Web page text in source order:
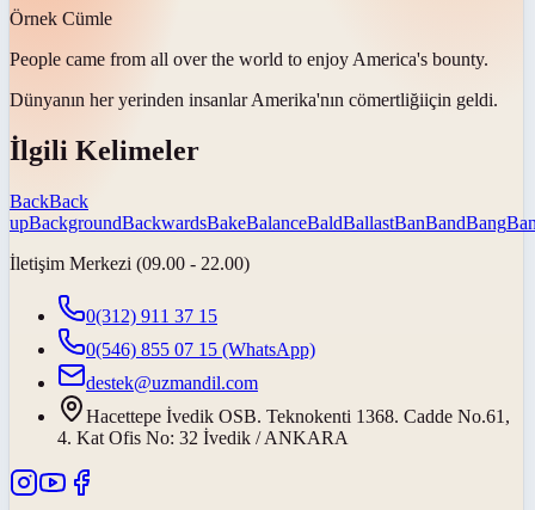
Örnek Cümle
People came from all over the world to enjoy America's bounty.
Dünyanın her yerinden insanlar Amerika'nın cömertliğiiçin geldi.
İlgili Kelimeler
BackBack
upBackgroundBackwardsBakeBalanceBaldBallastBanBandBang
İletişim Merkezi (09.00 - 22.00)
0(312) 911 37 15
0(546) 855 07 15 (WhatsApp)
destek@uzmandil.com
Hacettepe İvedik OSB. Teknokenti 1368. Cadde No.61,
4. Kat Ofis No: 32 İvedik / ANKARA